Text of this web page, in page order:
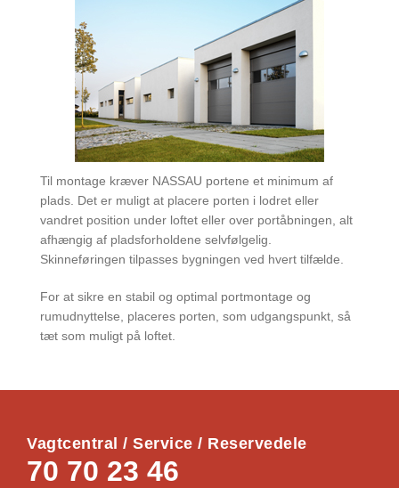
Til montage kræver NASSAU portene et minimum af
plads. Det er muligt at placere porten i lodret eller
vandret position under loftet eller over portåbningen, alt
afhængig af pladsforholdene selvfølgelig.
Skinneføringen tilpasses bygningen ved hvert tilfælde.
For at sikre en stabil og optimal portmontage og
rumudnyttelse, placeres porten, som udgangspunkt, så
tæt som muligt på loftet.
Vagtcentral / Service / Reservedele
70 70 23 46